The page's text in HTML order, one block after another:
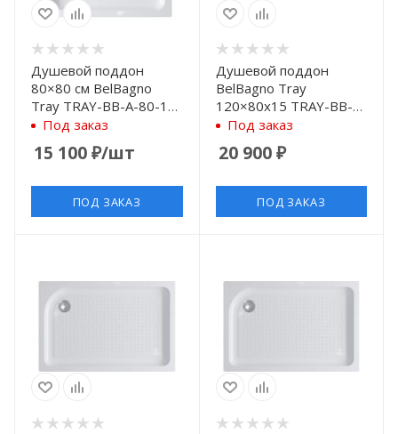
Душевой поддон
80×80 см BelBagno
Tray TRAY-BB-A-80-15-
W с антискользящим
Под заказ
15 100₽/шт
ПОД ЗАКАЗ
Душевой поддон
BelBagno Tray
120×80x15 TRAY-BB-
RH-120/80-550-15-W-L
антискользящим
Под заказ
20 900₽
ПОД ЗАКАЗ